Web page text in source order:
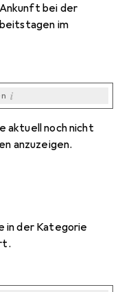
bei der
im
i
aktuell noch nicht
anzuzeigen.
in der Kategorie